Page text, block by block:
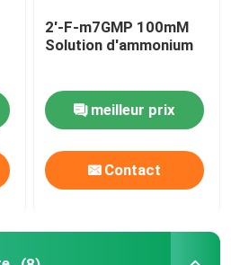
2'-F-m7GMP 100mM
Solution d'ammonium
meilleur prix
Contact